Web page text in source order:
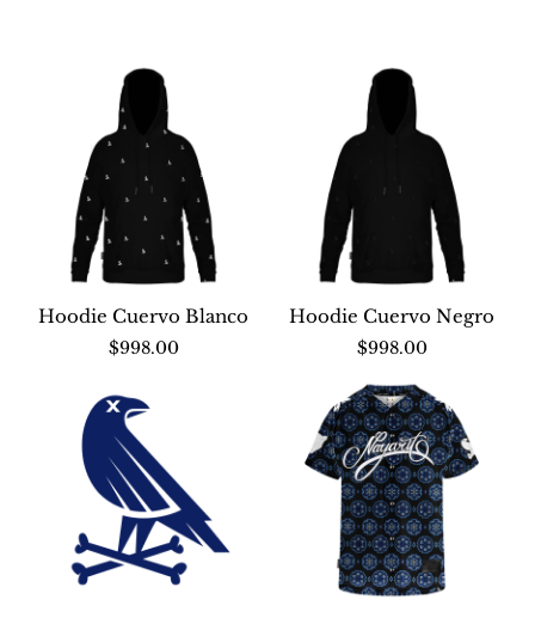
Nuevo
Hoodie Cuervo Blanco
$998.00
Nuevo
Hoodie Cuervo Negro
$998.00